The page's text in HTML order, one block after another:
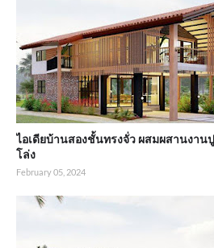
ไอเดียบ้านสองชั้นทรงจั่ว ผสมผสานงา
โล่ง
February 05, 2024